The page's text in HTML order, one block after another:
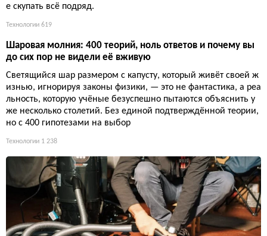
е скупать всё подряд.
Технологии 619
Шаровая молния: 400 теорий, ноль ответов и почему вы
до сих пор не видели её вживую
Светящийся шар размером с капусту, который живёт своей ж
изнью, игнорируя законы физики, — это не фантастика, а реа
льность, которую учёные безуспешно пытаются объяснить у
же несколько столетий. Без единой подтверждённой теории,
но с 400 гипотезами на выбор
Технологии 1 238